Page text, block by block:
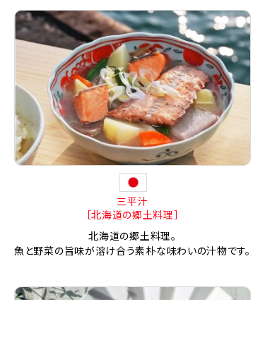
三平汁
［北海道の郷土料理］
北海道の郷土料理。
魚と野菜の旨味が溶け合う素朴な味わいの汁物です。